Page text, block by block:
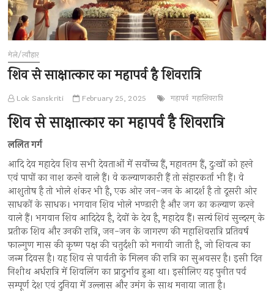
मेले/त्यौहार
शिव से साक्षात्कार का महापर्व है शिवरात्रि
Lok Sanskriti February 25, 2025 महापर्व महाशिवरात्रि
शिव से साक्षात्कार का महापर्व है शिवरात्रि
ललित गर्ग
आदि देव महादेव शिव सभी देवताओं में सर्वोच्च हैं, महानतम हैं, दुःखों को हरने
एवं पापों का नाश करने वाले हैं। वे कल्याणकारी हैं तो संहारकर्ता भी हैं। वे
आशुतोष है तो भोले शंकर भी है, एक ओर जन-जन के आदर्श है तो दूसरी ओर
साधकों के साधक। भगवान शिव भोले भण्डारी है और जग का कल्याण करने
वाले हैं। भगवान शिव आदिदेव है, देवों के देव है, महादेव हैं। सत्यं शिवं सुन्दरम् के
प्रतीक शिव और उनकी रात्रि, जन-जन के जागरण की महाशिवरात्रि प्रतिवर्ष
फाल्गुण मास की कृष्ण पक्ष की चतुर्दशी को मनायी जाती है, जो शिवत्व का
जन्म दिवस है। यह शिव से पार्वती के मिलन की रात्रि का सुअवसर है। इसी दिन
निशीथ अर्धरात्रि में शिवलिंग का प्रादुर्भाव हुआ था। इसीलिए यह पुनीत पर्व
सम्पूर्ण देश एवं दुनिया में उल्लास और उमंग के साथ मनाया जाता है।